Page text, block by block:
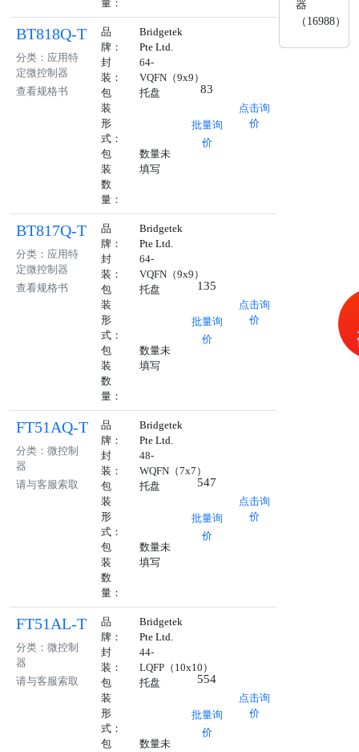
量：
BT818Q-T
分类：应用特
定微控制器
查看规格书
品
牌：
Bridgetek
Pte Ltd.
封
装：
64-
VQFN（9x9）
包
装
形
式：
托盘
包
装
数
量：
数量未
填写
83
批量询
价
点击询
价
BT817Q-T
分类：应用特
定微控制器
查看规格书
品
牌：
Bridgetek
Pte Ltd.
封
装：
64-
VQFN（9x9）
包
装
形
式：
托盘
包
装
数
量：
数量未
填写
135
批量询
价
点击询
价
FT51AQ-T
分类：微控制
器
请与客服索取
品
牌：
Bridgetek
Pte Ltd.
封
装：
48-
WQFN（7x7）
包
装
形
式：
托盘
包
装
数
量：
数量未
填写
547
批量询
价
点击询
价
FT51AL-T
分类：微控制
器
请与客服索取
品
牌：
Bridgetek
Pte Ltd.
封
装：
44-
LQFP（10x10）
包
装
形
式：
托盘
包
数量未
554
批量询
价
点击询
价
器
（16988）